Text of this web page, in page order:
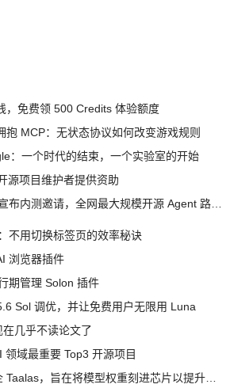
，免费领 500 Credits 体验额度
抱 MCP：无状态协议如何改变游戏规则
：一个时代的结束，一个实验室的开始
源项目维护者提供资助
不用切换标签页的效率秘诀
浏览器插件
期管理 Solon 插件
Sol 调优，并让免费用户无限用 Luna
几乎不读论文了
域最重要 Top3 开源项目